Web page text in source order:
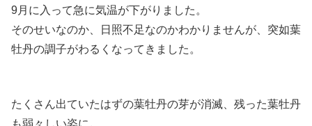
9月に入って急に気温が下がりました。
そのせいなのか、日照不足なのかわかりませんが、突如葉
牡丹の調子がわるくなってきました。
たくさん出ていたはずの葉牡丹の芽が消滅、残った葉牡丹
も弱々しい姿に。